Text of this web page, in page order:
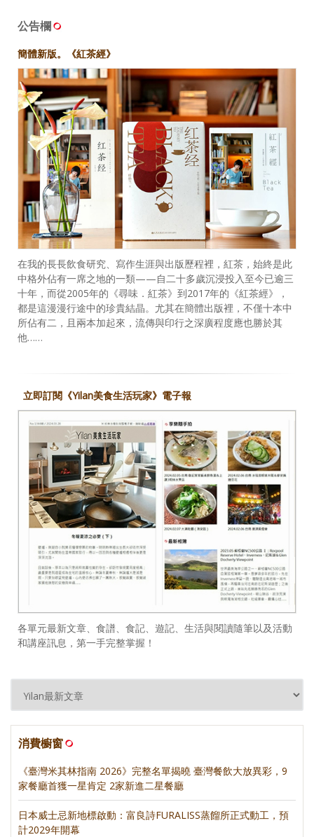
公告欄
簡體新版。《紅茶經》
在我的長長飲食研究、寫作生涯與出版歷程裡，紅茶，始終是此
中格外佔有一席之地的一類——自二十多歲沉浸投入至今已逾三
十年，而從2005年的《尋味．紅茶》到2017年的《紅茶經》，
都是這漫漫行途中的珍貴結晶。尤其在簡體出版裡，不僅十本中
所佔有二，且兩本加起來，流傳與印行之深廣程度應也勝於其
他……
立即訂閱《Yilan美食生活玩家》電子報
各單元最新文章、食譜、食記、遊記、生活與閱讀隨筆以及活動
和講座訊息，第一手完整掌握！
消費櫥窗
《臺灣米其林指南 2026》完整名單揭曉 臺灣餐飲大放異彩，9
家餐廳首獲一星肯定 2家新進二星餐廳
日本威士忌新地標啟動：富良詩FURALISS蒸餾所正式動工，預
計2029年開幕